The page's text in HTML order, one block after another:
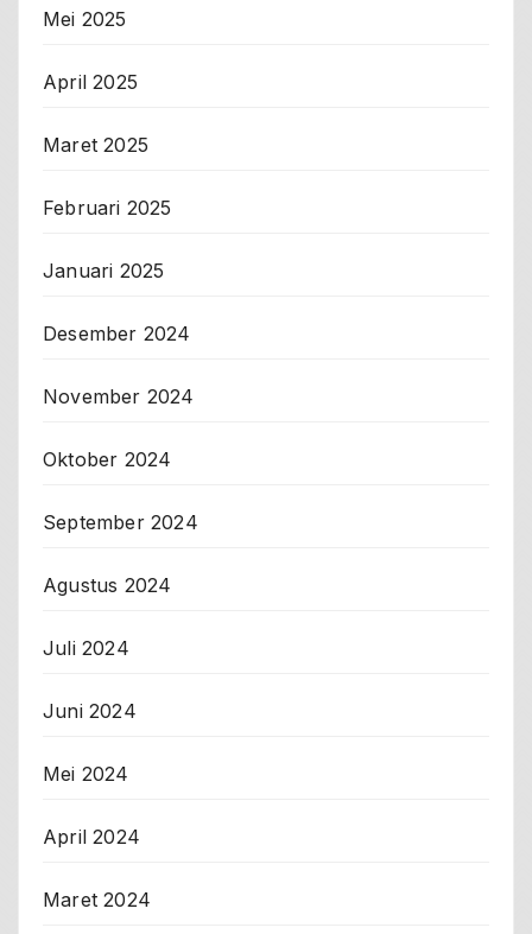
Mei 2025
April 2025
Maret 2025
Februari 2025
Januari 2025
Desember 2024
November 2024
Oktober 2024
September 2024
Agustus 2024
Juli 2024
Juni 2024
Mei 2024
April 2024
Maret 2024